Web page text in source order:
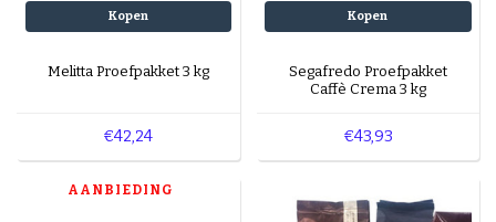
Kopen
Melitta Proefpakket 3 kg
€42,24
Kopen
Segafredo Proefpakket
Caffè Crema 3 kg
€43,93
AANBIEDING